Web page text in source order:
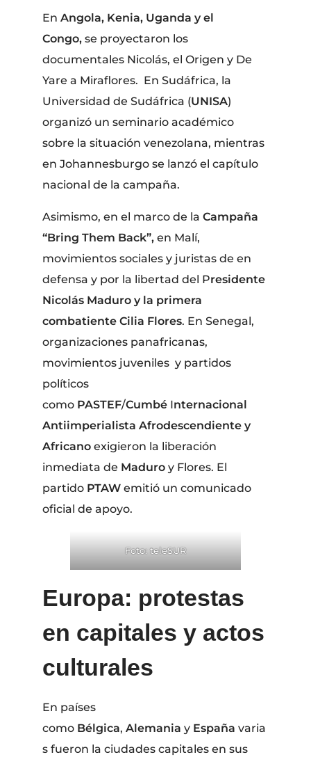
EnAngola, Kenia, Uganda y el
Congo, se proyectaron los
documentales Nicolás, el Origen y De
Yare a Miraflores. En Sudáfrica, la
Universidad de Sudáfrica (UNISA)
organizó un seminario académico
sobre la situación venezolana, mientras
en Johannesburgo se lanzó el capítulo
nacional de la campaña.
Asimismo, en el marco de laCampaña
“Bring Them Back”, en Malí,
movimientos sociales y juristas de en
defensa y por la libertad del Presidente
Nicolás Maduro y la primera
combatiente Cilia Flores. En Senegal,
organizaciones panafricanas,
movimientos juveniles y partidos
políticos
como PASTEF/Cumbé Internacional
Antiimperialista Afrodescendiente y
Africano exigieron la liberación
inmediata de Maduroy Flores. El
partido PTAWemitió un comunicado
oficial de apoyo.
Foto: teleSUR
Europa: protestas
en capitales y actos
culturales
En países
como Bélgica,Alemaniay Españavaria
s fueron la ciudades capitales en sus